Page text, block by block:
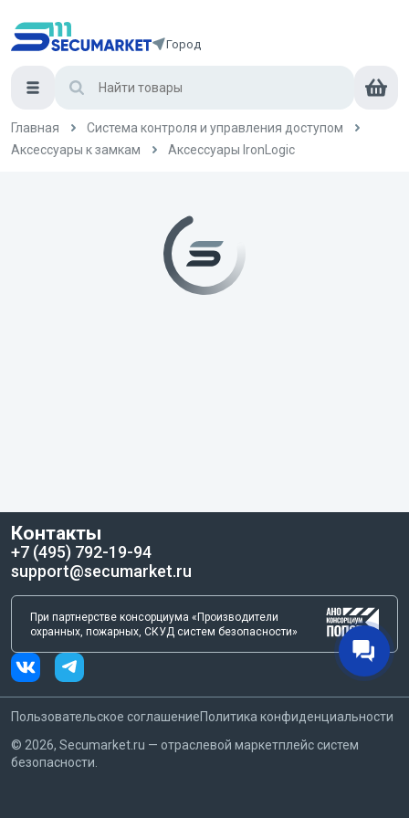
Город
Главная
Система контроля и управления доступом
Аксессуары к замкам
Аксессуары IronLogic
Контакты
+7 (495) 792-19-94
support@secumarket.ru
При партнерстве консорциума «Производители
охранных, пожарных, СКУД систем безопасности»
Пользовательское соглашениеПолитика конфиденциальности
© 2026, Secumarket.ru — отраслевой маркетплейс систем
безопасности.